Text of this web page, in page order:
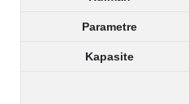
Parametre
Kapasite